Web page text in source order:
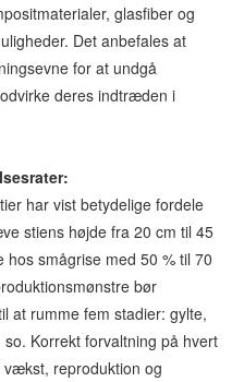
glasfiber og
Det anbefales at
for at undgå
deres indtræden i
har vist betydelige fordele
stiens højde fra 20 cm til 45
smågrise med 50 % til 70
bør
at rumme fem stadier: gylte,
Korrekt forvaltning på hvert
reproduktion og